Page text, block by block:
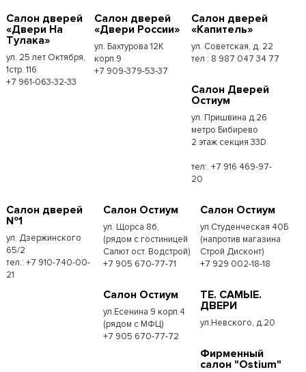
Салон дверей
«Двери На
Тулака»
ул. 25 лет Октября,
1стр. 116
+7 961-063-32-33
Салон дверей
«Двери России»
ул. Бахтурова 12К
корп.9
+7 909-379-53-37
Салон дверей
«Капитель»
ул. Советская, д. 22
тел : 8 987 047 34 77
Салон Дверей
Остиум
ул. Пришвина д.26
метро Бибирево
2 этаж секция 33D
тел:. +7 916 469-97-
20
Салон дверей
№1
ул. Дзержинского
65/2
тел.: +7 910-740-00-
21
Салон Остиум
ул. Щорса 8б,
(рядом с гостиницей
Салют ост. Водстрой)
+7 905 670-77-71
Салон Остиум
ул.Студенческая 40Б
(напротив магазина
Строй Дисконт)
+7 929 002-18-18
Салон Остиум
ул.Есенина 9 корп.4
(рядом с МФЦ)
+7 905 670-77-72
ТЕ. САМЫЕ.
ДВЕРИ
ул.Невского, д.20
Фирменный
салон "Ostium"